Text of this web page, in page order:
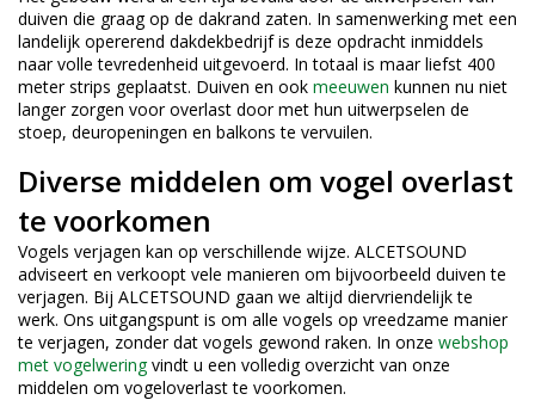
duiven die graag op de dakrand zaten. In samenwerking met een
landelijk opererend dakdekbedrijf is deze opdracht inmiddels
naar volle tevredenheid uitgevoerd. In totaal is maar liefst 400
meter strips geplaatst. Duiven en ook meeuwen kunnen nu niet
langer zorgen voor overlast door met hun uitwerpselen de
stoep, deuropeningen en balkons te vervuilen.
Diverse middelen om vogel overlast
te voorkomen
Vogels verjagen kan op verschillende wijze. ALCETSOUND
adviseert en verkoopt vele manieren om bijvoorbeeld duiven te
verjagen. Bij ALCETSOUND gaan we altijd diervriendelijk te
werk. Ons uitgangspunt is om alle vogels op vreedzame manier
te verjagen, zonder dat vogels gewond raken. In onze webshop
met vogelweringvindt u een volledig overzicht van onze
middelen om vogeloverlast te voorkomen.